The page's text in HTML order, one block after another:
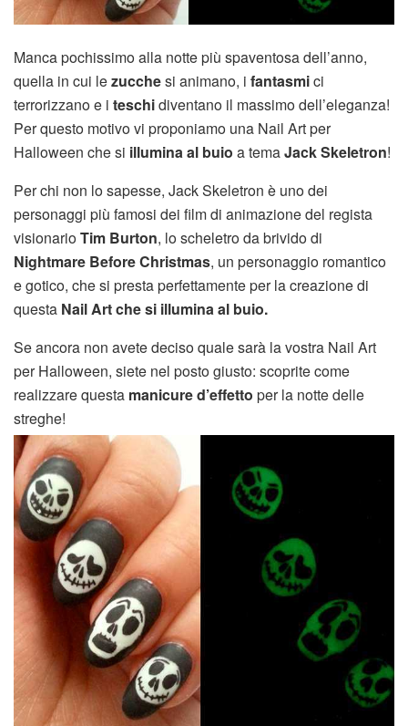
Manca pochissimo alla notte più spaventosa dell’anno,
quella in cui lezucchesi animano, i fantasmici
terrorizzano e i teschidiventano il massimo dell’eleganza!
Per questo motivo vi proponiamo una Nail Art per
Halloween che si illumina al buio a temaJack Skeletron!
Per chi non lo sapesse, Jack Skeletron è uno dei
personaggi più famosi dei film di animazione del regista
visionarioTim Burton, lo scheletro da brivido di
Nightmare Before Christmas, un personaggio romantico
e gotico, che si presta perfettamente per la creazione di
questa Nail Art che si illumina al buio.
Se ancora non avete deciso quale sarà la vostra Nail Art
per Halloween, siete nel posto giusto: scoprite come
realizzare questa manicure d’effetto per la notte delle
streghe!